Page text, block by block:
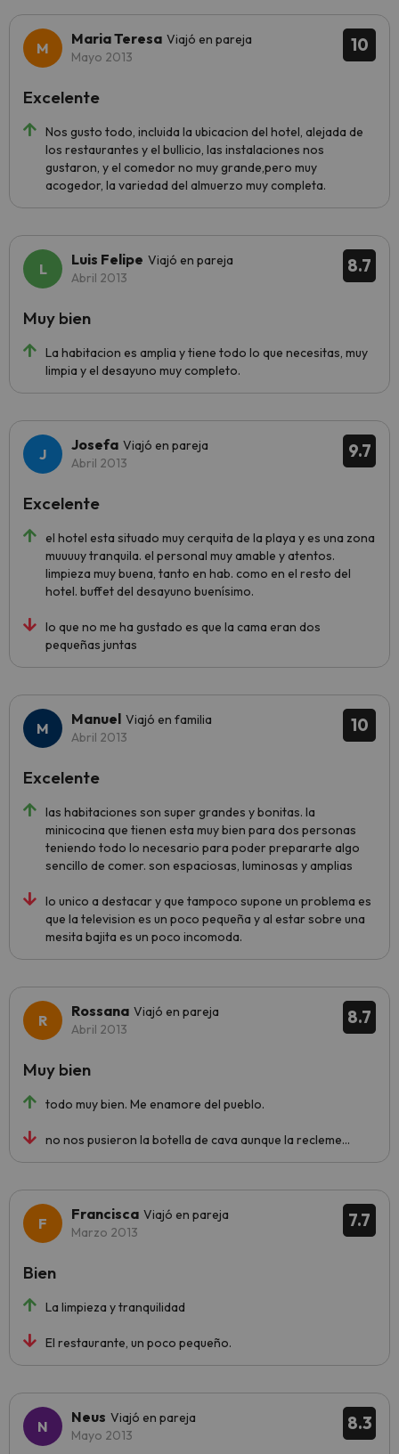
10
Maria Teresa Viajó en pareja
Mayo 2013
Nos gusto todo, incluida la ubicacion del hotel, alejada de
los restaurantes y el bullicio, las instalaciones nos
gustaron, y el comedor no muy grande,pero muy
acogedor, la variedad del almuerzo muy completa.
Excelente
8.7
Luis Felipe Viajó en pareja
Abril 2013
La habitacion es amplia y tiene todo lo que necesitas, muy
limpia y el desayuno muy completo.
Muy bien
9.7
Josefa Viajó en pareja
Abril 2013
el hotel esta situado muy cerquita de la playa y es una zona
muuuuy tranquila. el personal muy amable y atentos.
limpieza muy buena, tanto en hab. como en el resto del
hotel. buffet del desayuno buenísimo.
lo que no me ha gustado es que la cama eran dos
pequeñas juntas
Excelente
10
Manuel Viajó en familia
Abril 2013
las habitaciones son super grandes y bonitas. la
minicocina que tienen esta muy bien para dos personas
teniendo todo lo necesario para poder prepararte algo
sencillo de comer. son espaciosas, luminosas y amplias
lo unico a destacar y que tampoco supone un problema es
que la television es un poco pequeña y al estar sobre una
mesita bajita es un poco incomoda.
Excelente
8.7
Rossana Viajó en pareja
Abril 2013
todo muy bien. Me enamore del pueblo.
no nos pusieron la botella de cava aunque la recleme...
Muy bien
7.7
Francisca Viajó en pareja
Marzo 2013
La limpieza y tranquilidad
El restaurante, un poco pequeño.
Bien
8.3
Neus Viajó en pareja
Mayo 2013